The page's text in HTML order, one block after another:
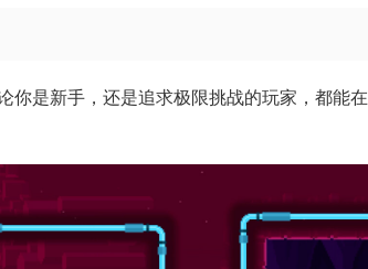
你是新手，还是追求极限挑战的玩家，都能在